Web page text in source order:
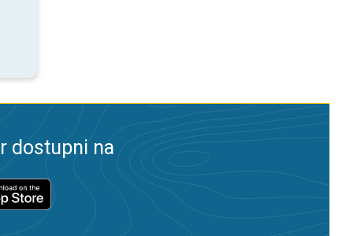
dostupni na